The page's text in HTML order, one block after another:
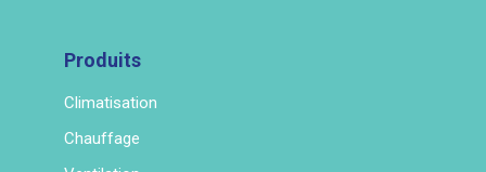
Produits
Climatisation
Chauffage